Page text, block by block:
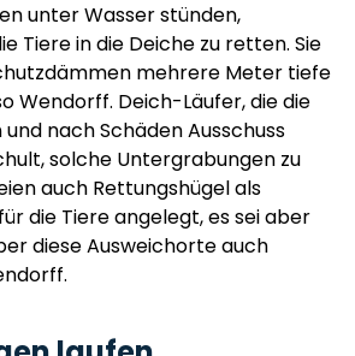
unter Wasser stünden,
Tiere in die Deiche zu retten. Sie
mehrere Meter tiefe
Wendorff. Deich-Läufer, die die
nach Schäden Ausschuss
solche Untergrabungen zu
auch Rettungshügel als
die Tiere angelegt, es sei aber
diese Ausweichorte auch